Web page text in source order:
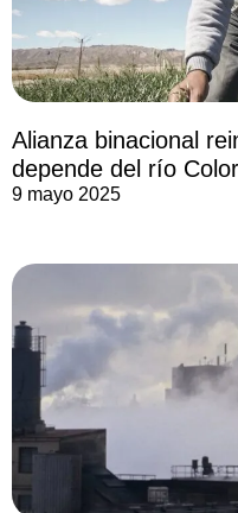
Alianza binacional
depende del río
9 mayo 2025